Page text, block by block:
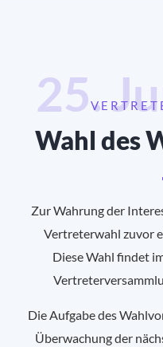
25.
Wahl des
Zur Wahrung der
Vertreterwahl zuvor
Diese Wahl findet
Die Aufgabe des
Überwachung der